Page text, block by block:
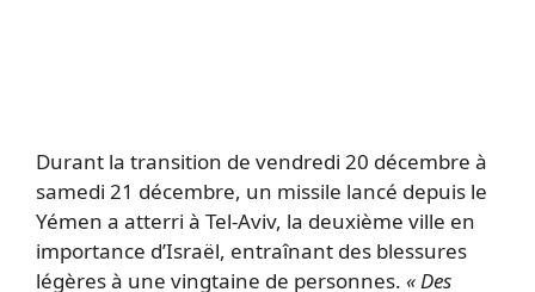
Durant la transition de vendredi 20 décembre à
samedi 21 décembre, un missile lancé depuis le
Yémen a atterri à Tel-Aviv, la deuxième ville en
importance d’Israël, entraînant des blessures
légères à une vingtaine de personnes. « Des